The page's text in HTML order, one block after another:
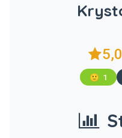
5,0
🙂 1